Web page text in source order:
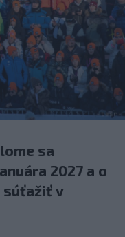
sa
2027 a o
súťažiť v